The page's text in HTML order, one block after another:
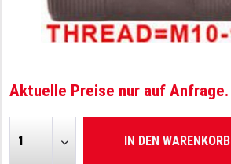
Aktuelle Preise nur auf Anfrage.
IN DEN WARENKORB